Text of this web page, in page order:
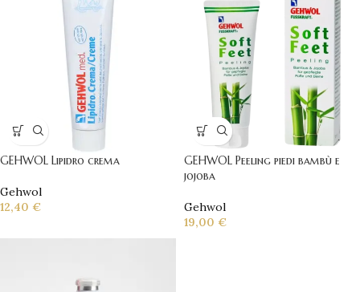
GEHWOL Lipidro crema
Gehwol
12,40 €
GEHWOL Peeling piedi bambù e
jojoba
Gehwol
19,00 €